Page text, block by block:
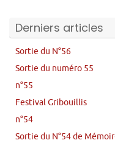
Derniers articles
Sortie du N°56
Sortie du numéro 55
n°55
Festival Gribouillis
n°54
Sortie du N°54 de